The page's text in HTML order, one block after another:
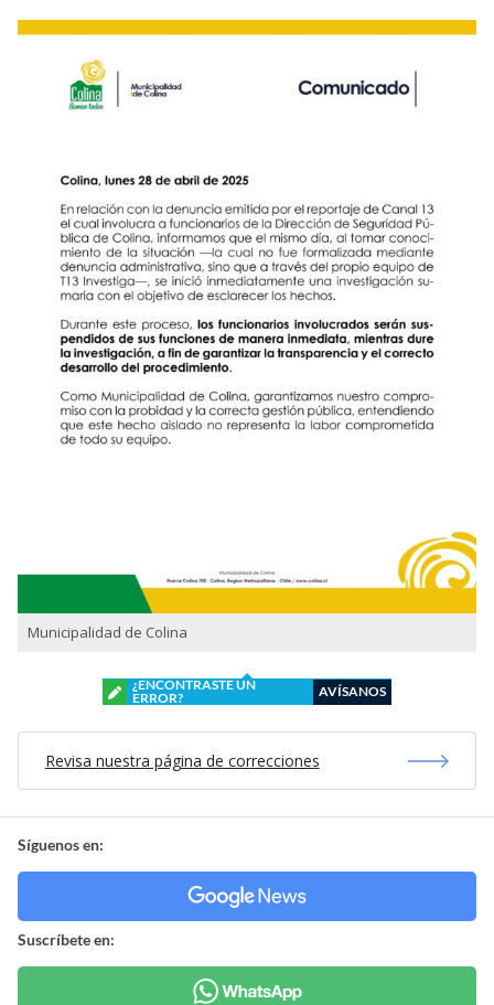
Municipalidad de Colina
¿ENCONTRASTE UN
ERROR?
AVÍSANOS
Revisa nuestra página de correcciones
Síguenos en:
Suscríbete en: